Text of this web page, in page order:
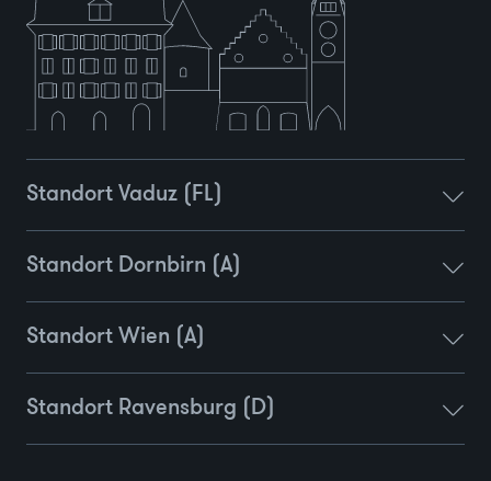
Standort Vaduz (FL)
Standort Dornbirn (A)
Standort Wien (A)
Standort Ravensburg (D)